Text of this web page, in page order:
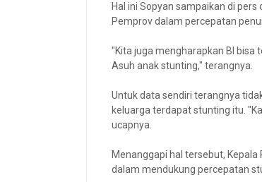
Hal ini Sopyan sampaikan di pers
Pemprov dalam percepatan
"Kita juga mengharapkan BI
Asuh anak stunting," terangnya.
Untuk data sendiri terangnya
keluarga terdapat stunting itu.
ucapnya.
Menanggapi hal tersebut,
dalam mendukung percepatan